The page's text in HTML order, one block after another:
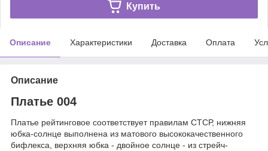
Купить
Описание Характеристики Доставка Оплата
Описание
Платье 004
Платье рейтинговое соответствует правилам СТСР, нижняя
юбка-солнце выполнена из матового высококачественного
бифлекса, верхняя юбка - двойное солнце - из стрейч-